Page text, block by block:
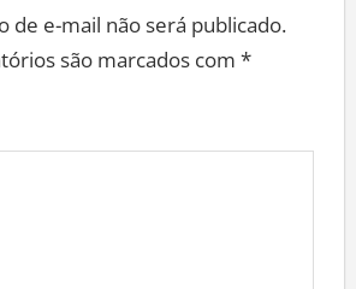
de e-mail não será publicado.
são marcados com *